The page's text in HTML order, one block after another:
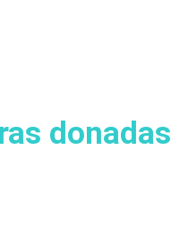
donadas